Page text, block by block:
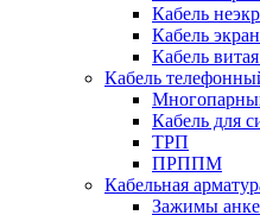
Кабель
Кабель
Кабель
Кабель
Кабель для
ТРП
ПРППМ
Кабельная
Зажимы